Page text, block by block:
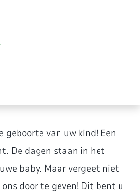
geboorte van uw kind! Een
De dagen staan in het
baby. Maar vergeet niet
door te geven! Dit bent u